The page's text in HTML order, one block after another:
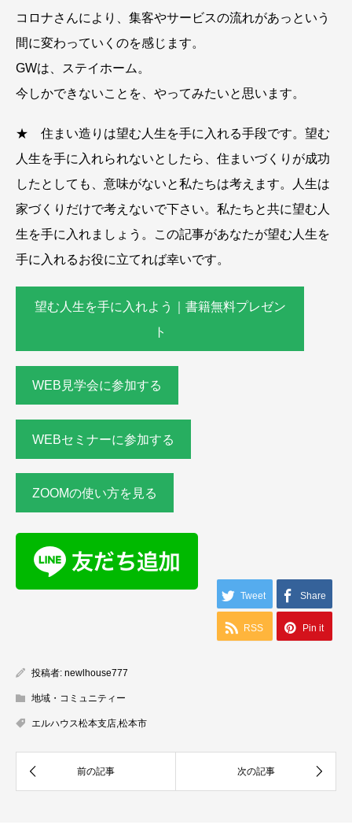
コロナさんにより、集客やサービスの流れがあっという
間に変わっていくのを感じます。
GWは、ステイホーム。
今しかできないことを、やってみたいと思います。
★ 住まい造りは望む人生を手に入れる手段です。望む
人生を手に入れられないとしたら、住まいづくりが成功
したとしても、意味がないと私たちは考えます。人生は
家づくりだけで考えないで下さい。私たちと共に望む人
生を手に入れましょう。この記事があなたが望む人生を
手に入れるお役に立てれば幸いです。
望む人生を手に入れよう｜書籍無料プレゼン
ト
WEB見学会に参加する
WEBセミナーに参加する
ZOOMの使い方を見る
Tweet Share
RSS Pin it
投稿者: newlhouse777
地域・コミュニティー
エルハウス松本支店,松本市